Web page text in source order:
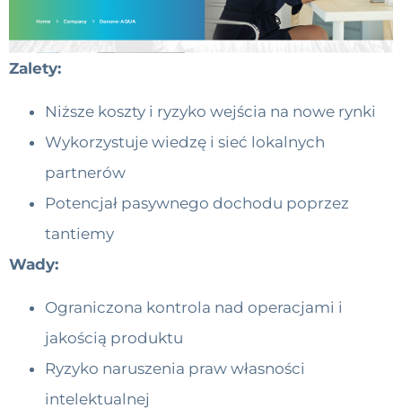
Zalety:
Niższe koszty i ryzyko wejścia na nowe rynki
Wykorzystuje wiedzę i sieć lokalnych
partnerów
Potencjał pasywnego dochodu poprzez
tantiemy
Wady:
Ograniczona kontrola nad operacjami i
jakością produktu
Ryzyko naruszenia praw własności
intelektualnej